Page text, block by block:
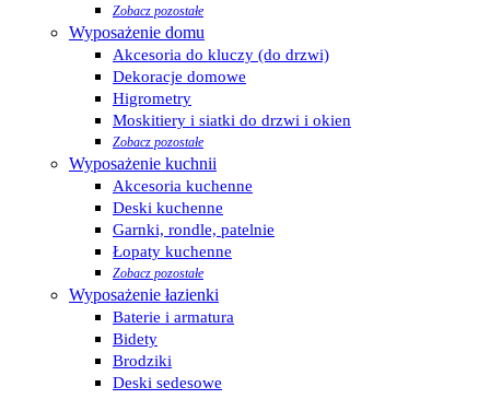
Zobacz pozostałe
Wyposażenie domu
Akcesoria do kluczy (do drzwi)
Dekoracje domowe
Higrometry
Moskitiery i siatki do drzwi i okien
Zobacz pozostałe
Wyposażenie kuchnii
Akcesoria kuchenne
Deski kuchenne
Garnki, rondle, patelnie
Łopaty kuchenne
Zobacz pozostałe
Wyposażenie łazienki
Baterie i armatura
Bidety
Brodziki
Deski sedesowe